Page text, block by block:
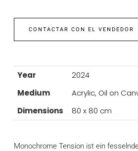
CONTACTAR CON EL VENDEDOR
Year
2024
Medium
Acrylic, Oil on
Dimensions
80 x 80 cm
Monochrome Tension ist ein